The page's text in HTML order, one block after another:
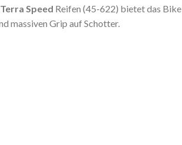
Speed Reifen (45-622) bietet das Bike
massiven Grip auf Schotter.